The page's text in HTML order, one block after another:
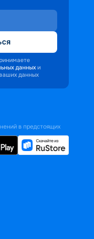
данных и
данных
в предстоящих